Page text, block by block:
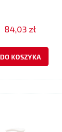
84,03 zł
DO KOSZYKA